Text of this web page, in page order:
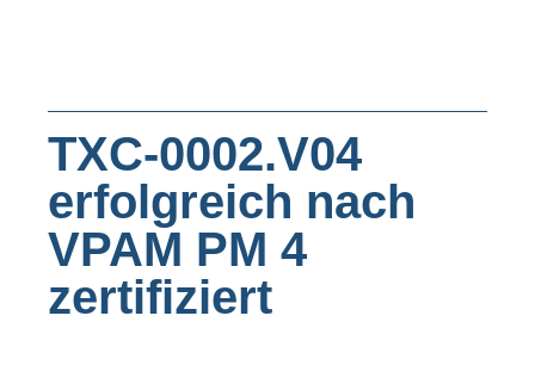
TXC-0002.V04
erfolgreich nach
VPAM PM 4
zertifiziert